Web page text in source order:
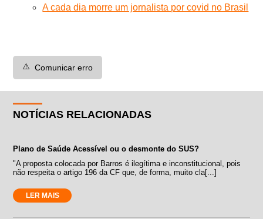
A cada dia morre um jornalista por covid no Brasil
⚠️ Comunicar erro
NOTÍCIAS RELACIONADAS
Plano de Saúde Acessível ou o desmonte do SUS?
"A proposta colocada por Barros é ilegítima e inconstitucional, pois
não respeita o artigo 196 da CF que, de forma, muito cla[...]
LER MAIS